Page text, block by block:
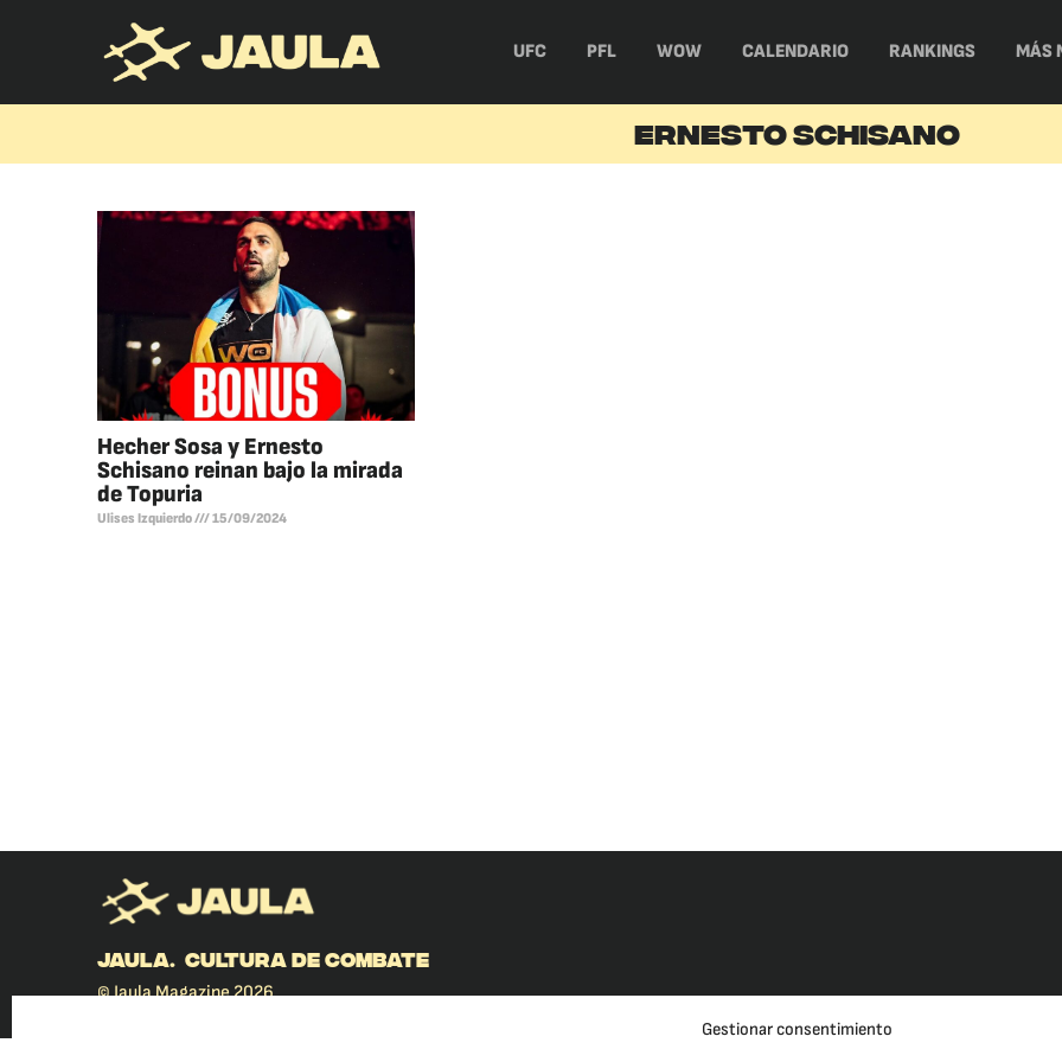
Gestionar consentimiento
UFC PFL WOW CALENDARIO RANKINGS MÁS
ERNESTO SCHISANO
Hecher Sosa y Ernesto
Schisano reinan bajo la mirada
de Topuria
Ulises Izquierdo 15/09/2024
JAULA. CULTURA DE COMBATE
© Jaula Magazine 2026